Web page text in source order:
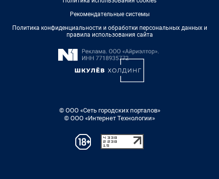
Рекомендательные системы
Политика конфиденциальности и обработки персональных данных и
правила использования сайта
© ООО «Сеть городских порталов»
© ООО «Интернет Технологии»